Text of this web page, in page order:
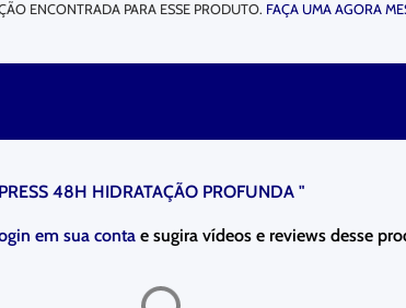
ENCONTRADA PARA ESSE PRODUTO. FAÇA UMA AGORA
48H HIDRATAÇÃO PROFUNDA "
em sua contae sugira vídeos e reviews desse